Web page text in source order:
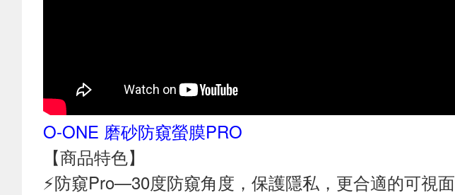
O-ONE 磨砂防窺螢膜PRO
【商品特色】
⚡防窺Pro—30度防窺角度，保護隱私，更合適的可視面